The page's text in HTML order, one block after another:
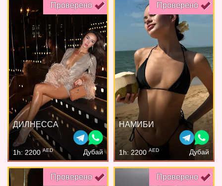
Проверено
ДИЛНЕССА
1h: 2200AED Дубай
Проверено
НАМИБИ
1h: 2200 AED Дубай
Проверено Проверено